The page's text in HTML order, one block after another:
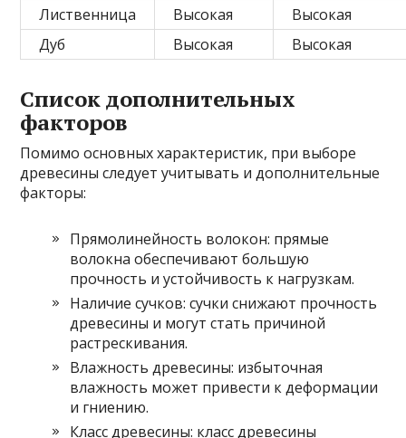
Лиственница
Высокая
Высокая
Дуб
Высокая Высокая
Список дополнительных
факторов
Помимо основных характеристик, при выборе
древесины следует учитывать и дополнительные
факторы:
Прямолинейность волокон: прямые
волокна обеспечивают большую
прочность и устойчивость к нагрузкам.
Наличие сучков: сучки снижают прочность
древесины и могут стать причиной
растрескивания.
Влажность древесины: избыточная
влажность может привести к деформации
и гниению.
Класс древесины: класс древесины